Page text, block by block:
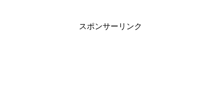
スポンサーリンク